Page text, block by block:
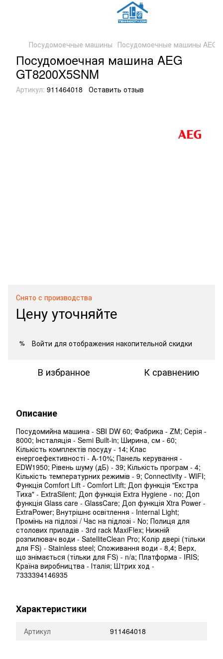
Посудомоечные машины Посудомоечные машины AEG
Посудомоечная машина AEG
GT8200X5SNM
Артикул: 911464018 Оставить отзыв
Снято с производства
Цену уточняйте
% Войти для отображения накопительной скидки
В избранное К сравнению
Описание
Посудомийна машина - SBI DW 60; Фабрика - ZM; Серія -
8000; Інсталяція - Semi Built-in; Ширина, см - 60;
Кількість комплектів посуду - 14; Клас
енергоефективності - A-10%; Панель керування -
EDW1950; Рівень шуму (дБ) - 39; Кількість програм - 4;
Кількість температурних режимів - 9; Сonnectivity - WIFI;
Функція Сomfort Lift - Comfort Lift; Доп функція "Екстра
Тиха" - ExtraSilent; Доп функція Extra Hygiene - no; Доп
функція Glass care - GlassCare; Доп функція Xtra Power -
ExtraPower; Внутрішнє освітлення - Internal Light;
Промінь на підлозі / Час на підлозі - No; Полиця для
столових приладів - 3rd rack MaxiFlex; Нижній
розпилювач води - SatelliteClean Pro; Колір двері (тільки
для FS) - Stainless steel; Споживання води - 8,4; Верх,
що знімається (тільки для FS) - n/a; Платформа - IRIS;
Країна виробництва - Італія; Штрих ход -
7333394146935
Характеристики
Артикул 911464018